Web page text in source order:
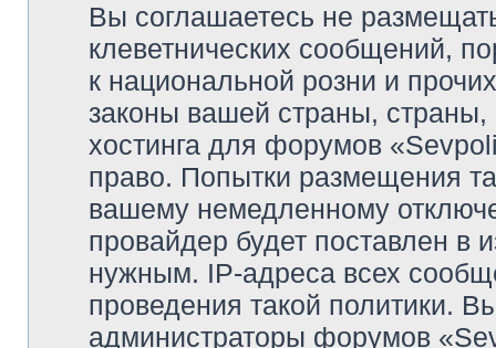
Вы соглашаетесь не
клеветнических сообщений,
к национальной розни и
законы вашей страны, страны,
хостинга для форумов
право. Попытки размещения
вашему немедленному
провайдер будет поставлен в
нужным. IP-адреса всех
проведения такой политики.
администраторы форумов